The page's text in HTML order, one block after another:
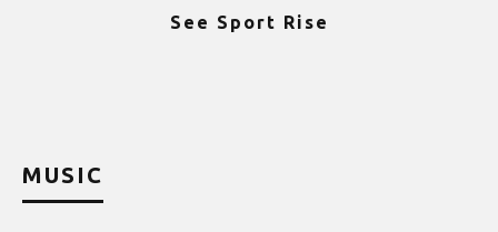
See Sport Rise
MUSIC